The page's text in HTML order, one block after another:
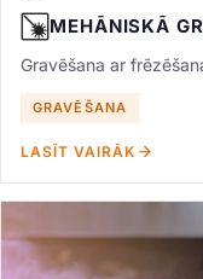
MEHĀNISKĀ
Gravēšana ar
GRAVĒŠANA
LASĪT VAIRĀK